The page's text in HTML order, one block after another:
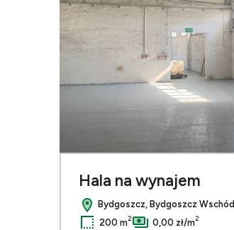
Hala na wynajem
Bydgoszcz, Bydgoszcz Wschód
200 m2 0,00 zł/m2